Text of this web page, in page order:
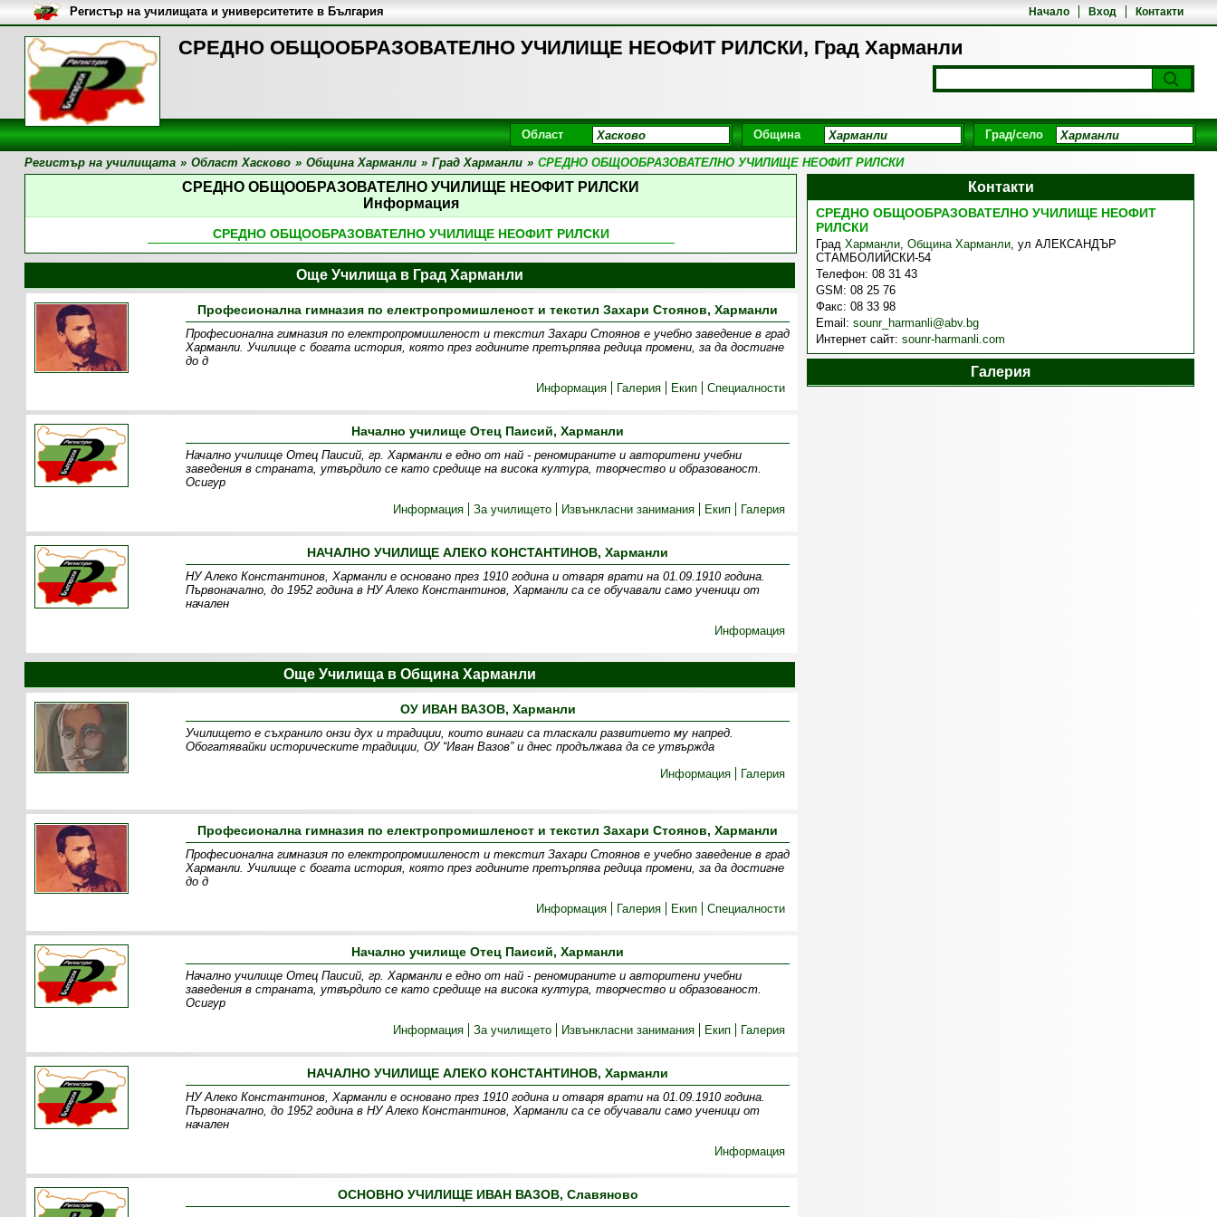
СРЕДНО ОБЩООБРАЗОВАТЕЛНО УЧИЛИЩЕ НЕОФИТ РИЛСКИ, Град Харманли
Начало Вход Контакти
Регистър на училищата и университетите в България
Област Община Град/село
Регистър на училищата » Област Хасково » Община Харманли » Град Харманли » СРЕДНО ОБЩООБРАЗОВАТЕЛНО УЧИЛИЩЕ НЕОФИТ РИЛСКИ
СРЕДНО ОБЩООБРАЗОВАТЕЛНО УЧИЛИЩЕ НЕОФИТ РИЛСКИ
Информация
СРЕДНО ОБЩООБРАЗОВАТЕЛНО УЧИЛИЩЕ НЕОФИТ РИЛСКИ
Контакти
СРЕДНО ОБЩООБРАЗОВАТЕЛНО УЧИЛИЩЕ НЕОФИТ
РИЛСКИ
Град Харманли, Община Харманли, ул АЛЕКСАНДЪР
СТАМБОЛИЙСКИ-54
Телефон: 08 31 43
GSM: 08 25 76
Факс: 08 33 98
Email: sounr_harmanli@abv.bg
Интернет сайт: sounr-harmanli.com
Галерия
Още Училища в Град Харманли
Професионална гимназия по електропромишленост и текстил Захари Стоянов, Харманли
Професионална гимназия по електропромишленост и текстил Захари Стоянов е учебно заведение в град
Харманли. Училище с богата история, която през годините претърпява редица промени, за да достигне
до д
Информация
Галерия Екип Специалности
Начално училище Отец Паисий, Харманли
Начално училище Отец Паисий, гр. Харманли е едно от най - реномираните и авторитени учебни
заведения в страната, утвърдило се като средище на висока култура, творчество и образованост.
Осигур
Информация
За училището Извънкласни занимания Екип Галерия
НАЧАЛНО УЧИЛИЩЕ АЛЕКО КОНСТАНТИНОВ, Харманли
НУ Алеко Константинов, Харманли е основано през 1910 година и отваря врати на 01.09.1910 година.
Първоначално, до 1952 година в НУ Алеко Константинов, Харманли са се обучавали само ученици от
начален
Информация
Още Училища в Община Харманли
ОУ ИВАН ВАЗОВ, Харманли
Училището е съхранило онзи дух и традиции, които винаги са тласкали развитието му напред.
Обогатявайки историческите традиции, ОУ “Иван Вазов” и днес продължава да се утвържда
Информация
Галерия
Професионална гимназия по електропромишленост и текстил Захари Стоянов, Харманли
Професионална гимназия по електропромишленост и текстил Захари Стоянов е учебно заведение в град
Харманли. Училище с богата история, която през годините претърпява редица промени, за да достигне
до д
Информация
Галерия Екип Специалности
Начално училище Отец Паисий, Харманли
Начално училище Отец Паисий, гр. Харманли е едно от най - реномираните и авторитени учебни
заведения в страната, утвърдило се като средище на висока култура, творчество и образованост.
Осигур
Информация
За училището Извънкласни занимания Екип Галерия
НАЧАЛНО УЧИЛИЩЕ АЛЕКО КОНСТАНТИНОВ, Харманли
НУ Алеко Константинов, Харманли е основано през 1910 година и отваря врати на 01.09.1910 година.
Първоначално, до 1952 година в НУ Алеко Константинов, Харманли са се обучавали само ученици от
начален
Информация
ОСНОВНО УЧИЛИЩЕ ИВАН ВАЗОВ, Славяново